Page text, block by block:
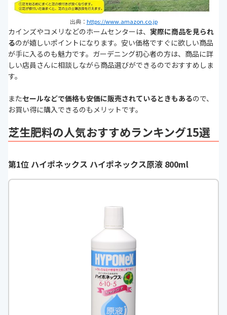
出典： https://www.amazon.co.jp
カインズやコメリなどのホームセンターは、 実際に商品を見られ
るのが嬉しいポイントになります。安い価格ですぐに欲しい商品
が手に入るのも魅力です。ガーデニング初心者の方は、商品に詳
しい店員さんに相談しながら商品選びができるのでおすすめしま
す。
またセールなどで価格も安価に販売されているときもあるので、
お買い得に購入できるのもメリットです。
芝生肥料の人気おすすめランキング15選
第1位 ハイポネックス ハイポネックス原液 800ml